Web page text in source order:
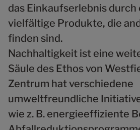
das Einkaufserlebnis
vielfältige Produkte, die
finden sind.
Nachhaltigkeit ist eine
Säule des Ethos von
Zentrum hat verschiedene
umweltfreundliche
wie z. B. energieeffiziente